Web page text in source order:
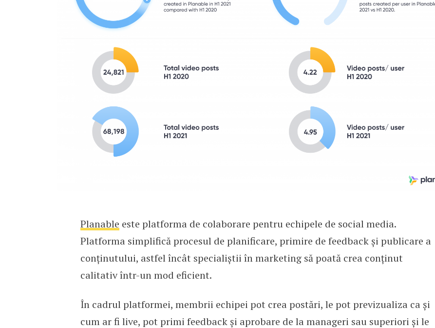
Planable este platforma de colaborare pentru echipele de social media.
Platforma simplifică procesul de planificare, primire de feedback și publicare a
conținutului, astfel încât specialiștii în marketing să poată crea conținut
calitativ într-un mod eficient.
În cadrul platformei, membrii echipei pot crea postări, le pot previzualiza ca și
cum ar fi live, pot primi feedback și aprobare de la manageri sau superiori și le